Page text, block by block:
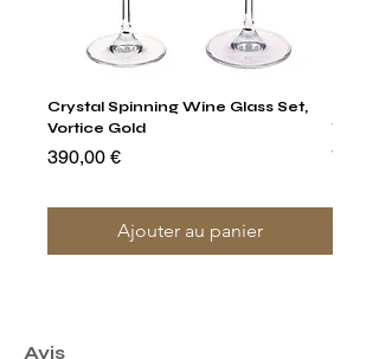
Crystal Spinning Wine Glass Set,
Vortice Gold
Prix
390,00 €
Ajouter au panier
Prix
Avis